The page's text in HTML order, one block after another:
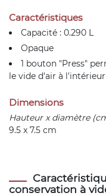
Caractéristiques
Capacité : 0.290 L
Opaque
1 bouton "Press"
le vide d'air à l'intérieur
Dimensions
Hauteur x diamètre
9.5 x 7.5 cm
conservation à